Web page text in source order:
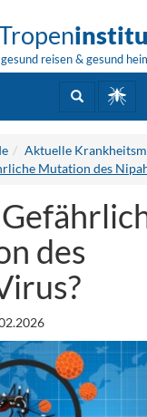
gesund reisen & gesund
Aktuelle
Mutation des
des